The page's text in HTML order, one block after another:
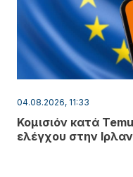
04.08.2026, 11:33
Κομισιόν κατά
ελέγχου στην